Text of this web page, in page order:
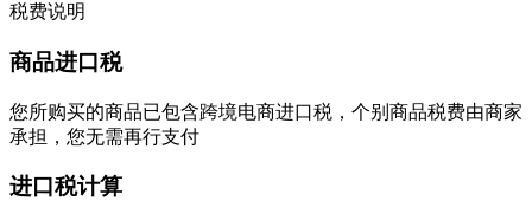
税费说明
商品进口税
您所购买的商品已包含跨境电商进口税，个别商品税费由商家
承担，您无需再行支付
进口税计算